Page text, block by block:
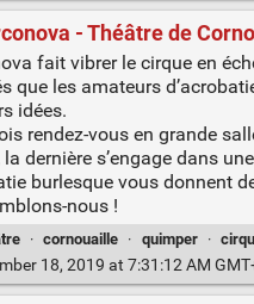
- Théâtre de
fait vibrer le cirque en
que les amateurs
idées.
rendez-vous en grande
la dernière s’engage dans
burlesque vous donnent
nous !
· cornouaille · quimper ·
18, 2019 at 7:31:12 AM